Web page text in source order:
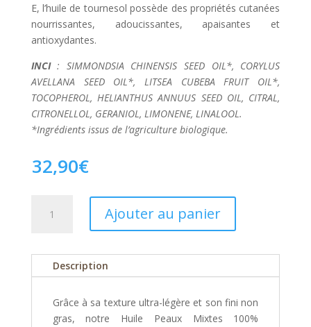
E, l’huile de tournesol possède des propriétés cutanées
nourrissantes, adoucissantes, apaisantes et
antioxydantes.
INCI: SIMMONDSIA CHINENSIS SEED OIL*, CORYLUS
AVELLANA SEED OIL*, LITSEA CUBEBA FRUIT OIL*,
TOCOPHEROL, HELIANTHUS ANNUUS SEED OIL, CITRAL,
CITRONELLOL, GERANIOL, LIMONENE, LINALOOL.
*Ingrédients issus de l’agriculture biologique.
32,90€
Mixtes
Ajouter au panier
Description
Grâce à sa texture ultra-légère et son fini non
gras, notre Huile Peaux Mixtes 100%